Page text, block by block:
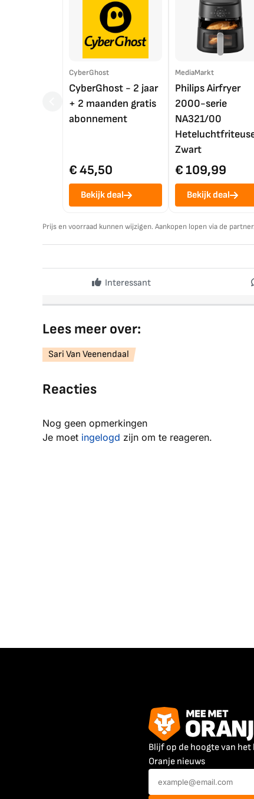
CyberGhost
CyberGhost - 2 jaar
+ 2 maanden gratis
abonnement
€ 45,50
Bekijk deal
MediaMarkt
Philips Airfryer
2000-serie
NA321/00
Zwart
€ 109,99
Bekijk deal
Prijs en voorraad kunnen wijzigen. Aankopen lopen via de partner.
Interessant
Lees meer over:
Sari Van Veenendaal
Reacties
Nog geen opmerkingen
Je moet ingelogd zijn om te reageren.
Blijf op de hoogte van het
Oranje nieuws